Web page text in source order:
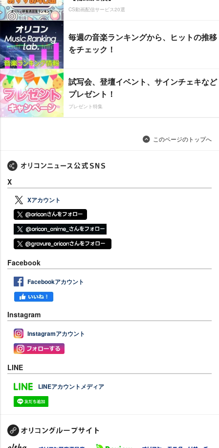
CS動画配信サービス20選
毎週の音楽ランキングから、ヒットの推移
をチェック！
試写会、登壇イベント、サインチェキなど
プレゼント！
プレゼント特集
このページのトップへ
X
Xアカウント
Facebook
Facebookアカウント
Instagram
Instagramアカウント
LINE
LINEアカウントメディア